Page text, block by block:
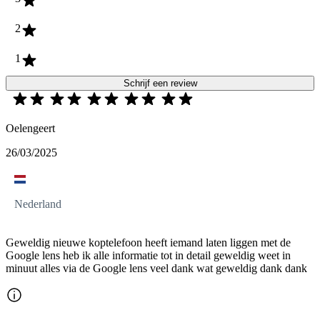
2
1
Schrijf een review
Oelengeert
26/03/2025
Nederland
Geweldig nieuwe koptelefoon heeft iemand laten liggen met de
Google lens heb ik alle informatie tot in detail geweldig weet in
minuut alles via de Google lens veel dank wat geweldig dank dank